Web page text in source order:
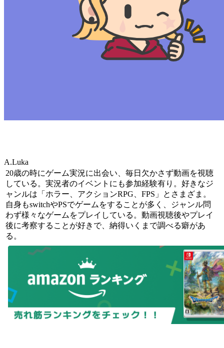
A.Luka
20歳の時にゲーム実況に出会い、毎日欠かさず動画を視聴
している。実況者のイベントにも参加経験有り。好きなジ
ャンルは「ホラー、アクションRPG、FPS」とさまざま。
自身もswitchやPSでゲームをすることが多く、ジャンル問
わず様々なゲームをプレイしている。動画視聴後やプレイ
後に考察することが好きで、納得いくまで調べる癖があ
る。